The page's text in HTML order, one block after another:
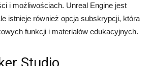
i możliwościach. Unreal Engine jest
istnieje również opcja subskrypcji, która
funkcji i materiałów edukacyjnych.
Studio